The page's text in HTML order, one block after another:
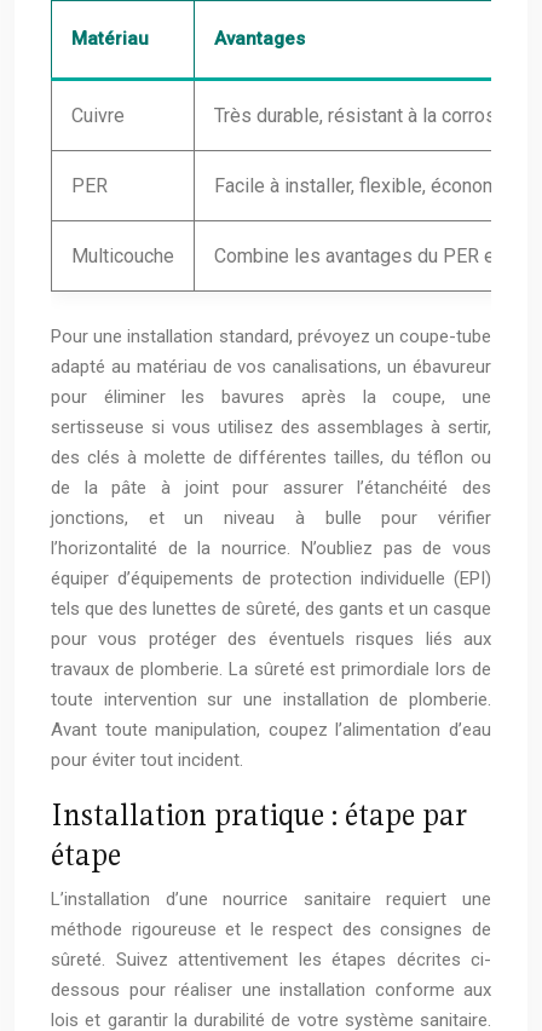
Matériau Avantages
Cuivre Très durable, résistant à la corrosion
PER Facile à installer, flexible, économique
Multicouche Combine les avantages du PER et du
Pour une installation standard, prévoyez un coupe-tube
adapté au matériau de vos canalisations, un ébavureur
pour éliminer les bavures après la coupe, une
sertisseuse si vous utilisez des assemblages à sertir,
des clés à molette de différentes tailles, du téflon ou
de la pâte à joint pour assurer l’étanchéité des
jonctions, et un niveau à bulle pour vérifier
l’horizontalité de la nourrice. N’oubliez pas de vous
équiper d’équipements de protection individuelle (EPI)
tels que des lunettes de sûreté, des gants et un casque
pour vous protéger des éventuels risques liés aux
travaux de plomberie. La sûreté est primordiale lors de
toute intervention sur une installation de plomberie.
Avant toute manipulation, coupez l’alimentation d’eau
pour éviter tout incident.
Installation pratique : étape par
étape
L’installation d’une nourrice sanitaire requiert une
méthode rigoureuse et le respect des consignes de
sûreté. Suivez attentivement les étapes décrites ci-
dessous pour réaliser une installation conforme aux
lois et garantir la durabilité de votre système sanitaire.